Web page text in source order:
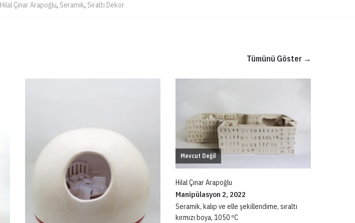
Hilal Çınar Arapoğlu, Seramik, Sıraltı Dekor
Mevcut Değil
Hilal Çınar Arapoğlu
Manipülasyon 2, 2022
Seramik, kalıp ve elle şekillendime, sıraltı
kırmızı boya, 1050 ºC
Tümünü Göster →